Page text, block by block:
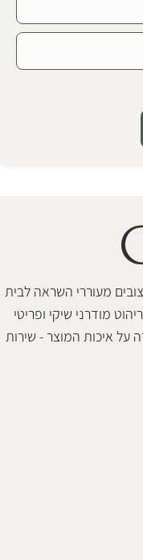
מעוררי השראה לבית
מודרני שיקי ופריטי
על איכות המוצר - שירות